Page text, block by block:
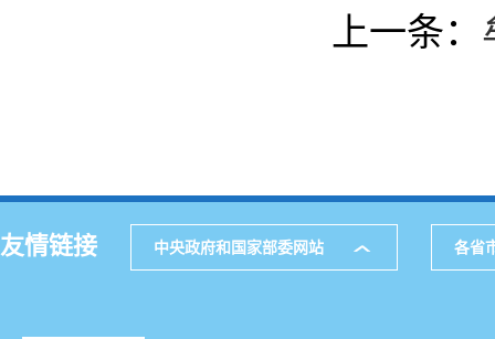
上一条：
友情链接 中央政府和国家部委网站 各省